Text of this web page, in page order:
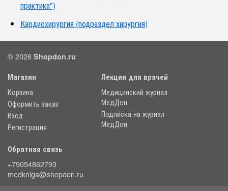
практика")
Кардиохирургия (подраздел хирургия)
© 2026 Shopdon.ru
Магазин
Корзина
Оформить заказ
Вход
Регистрация
Лекции для врачей
Медицинский журнал
МедДон
Подписка на журнал
МедДон
Обратная связь
+79054862793
medkniga@shopdon.ru